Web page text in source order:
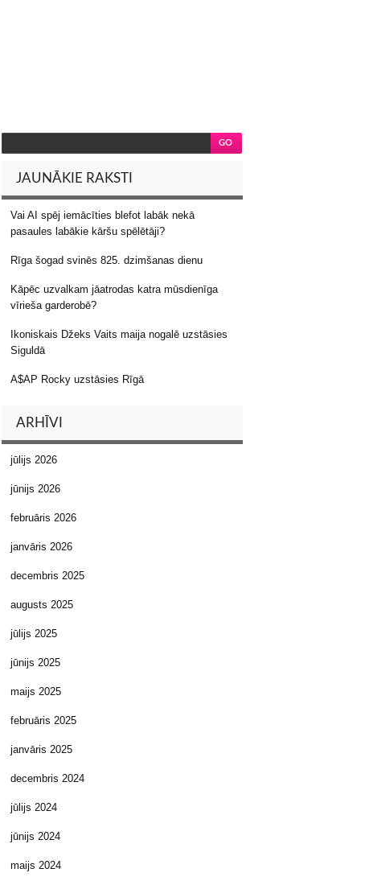
JAUNĀKIE RAKSTI
Vai AI spēj iemācīties blefot labāk nekā
pasaules labākie kāršu spēlētāji?
Rīga šogad svinēs 825. dzimšanas dienu
Kāpēc uzvalkam jāatrodas katra mūsdienīga
vīrieša garderobē?
Ikoniskais Džeks Vaits maija nogalē uzstāsies
Siguldā
A$AP Rocky uzstāsies Rīgā
ARHĪVI
jūlijs 2026
jūnijs 2026
februāris 2026
janvāris 2026
decembris 2025
augusts 2025
jūlijs 2025
jūnijs 2025
maijs 2025
februāris 2025
janvāris 2025
decembris 2024
jūlijs 2024
jūnijs 2024
maijs 2024